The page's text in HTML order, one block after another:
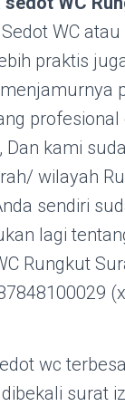
WC
praktis
Dan kami
wilayah
sendiri
lagi
Rungkut
wc
surat